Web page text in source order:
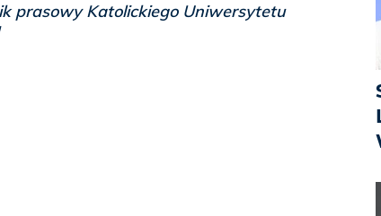
prasowy Katolickiego Uniwersytetu